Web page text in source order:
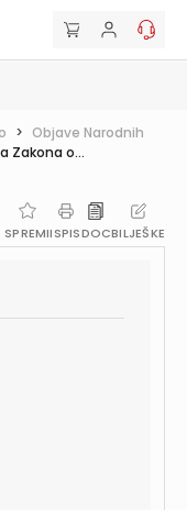
> Objave Narodnih
Zakona o...
SPREMIISPISDOCBILJEŠKE